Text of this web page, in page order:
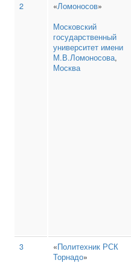
2 «Ломоносов»
Московский
государственный
университет имени
М.В.Ломоносова,
Москва
3
«Политехник РСК
Торнадо»